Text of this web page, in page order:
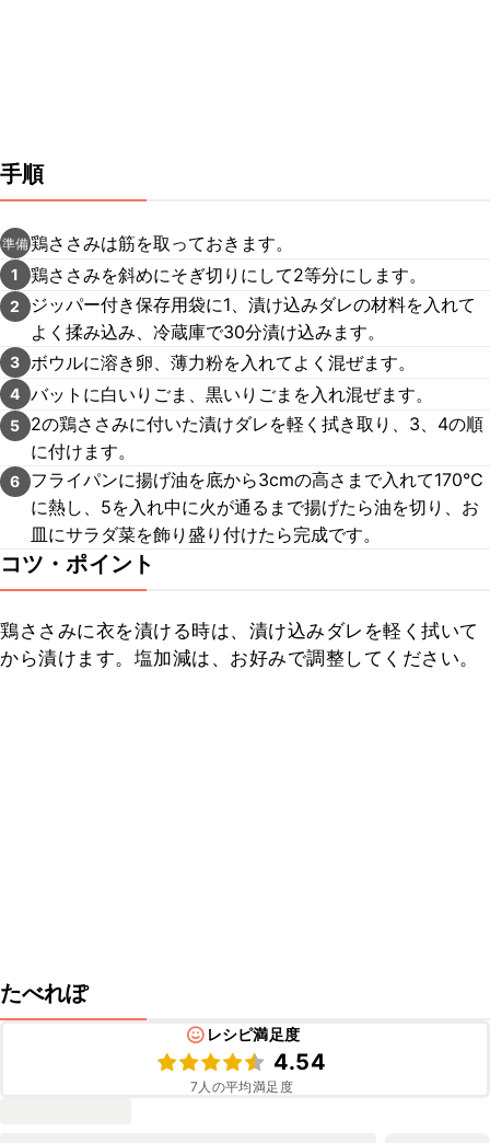
手順
準備鶏ささみは筋を取っておきます。
1 鶏ささみを斜めにそぎ切りにして2等分にします。
2
ジッパー付き保存用袋に1、漬け込みダレの材料を入れて
よく揉み込み、冷蔵庫で30分漬け込みます。
3 ボウルに溶き卵、薄力粉を入れてよく混ぜます。
4 バットに白いりごま、黒いりごまを入れ混ぜます。
5
2の鶏ささみに付いた漬けダレを軽く拭き取り、3、4の順
に付けます。
6
フライパンに揚げ油を底から3cmの高さまで入れて170℃
に熱し、5を入れ中に火が通るまで揚げたら油を切り、お
皿にサラダ菜を飾り盛り付けたら完成です。
コツ・ポイント
鶏ささみに衣を漬ける時は、漬け込みダレを軽く拭いて
から漬けます。塩加減は、お好みで調整してください。
たべれぽ
レシピ満足度
4.54
7 人の平均満足度